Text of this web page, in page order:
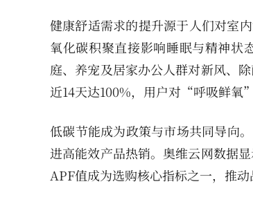
健康舒适需求的提升源于人们对室
氧化碳积聚直接影响睡眠与精神
庭、养宠及居家办公人群对新风、
近14天达100%，用户对“呼吸鲜氧
低碳节能成为政策与市场共同导向
进高能效产品热销。奥维云网数据
APF值成为选购核心指标之一，推动